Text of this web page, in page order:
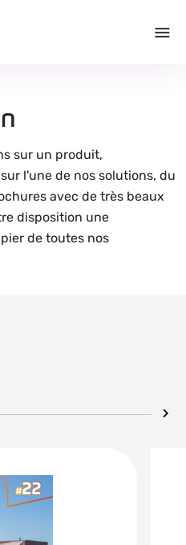
sur un produit,
l'une de nos solutions, du
avec de très beaux
disposition une
de toutes nos